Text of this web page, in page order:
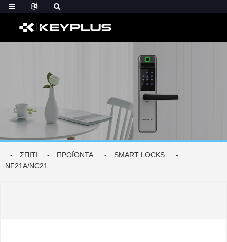
ΣΠΊΤΙ ΠΡΟΪΌΝΤΑ
SMART LOCKS
NF21A/NC21